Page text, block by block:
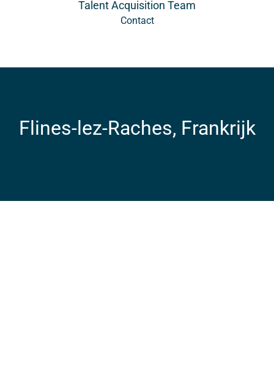
Talent Acquisition Team
Contact
Flines-lez-Raches, Frankrijk